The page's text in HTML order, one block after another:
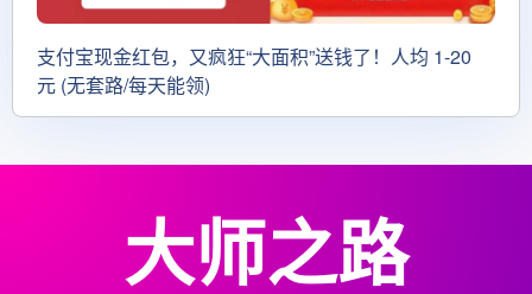
支付宝现金红包，又疯狂“大面积”送钱了！人均 1-20
元 (无套路/每天能领)
大师之路